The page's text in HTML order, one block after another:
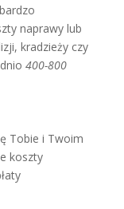
naprawy lub
kradzieży czy
400-800
Tobie i Twoim
koszty